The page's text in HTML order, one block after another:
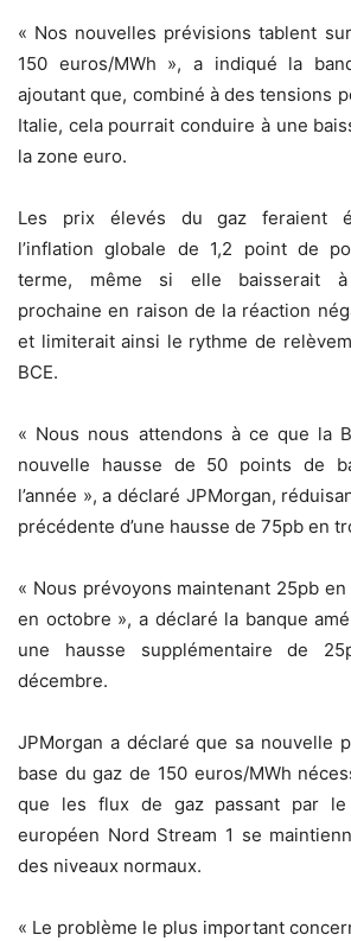
« Nos nouvelles prévisions tablent
150 euros/MWh », a indiqué la
ajoutant que, combiné à des tensions
Italie, cela pourrait conduire à une
la zone euro.
Les prix élevés du gaz feraient
l’inflation globale de 1,2 point de
terme, même si elle baisserait à
prochaine en raison de la réaction
et limiterait ainsi le rythme de
BCE.
« Nous nous attendons à ce que la
nouvelle hausse de 50 points de
l’année », a déclaré JPMorgan,
précédente d’une hausse de 75pb en
« Nous prévoyons maintenant 25pb
en octobre », a déclaré la banque
une hausse supplémentaire de
décembre.
JPMorgan a déclaré que sa nouvelle
base du gaz de 150 euros/MWh
que les flux de gaz passant par le
européen Nord Stream 1 se
des niveaux normaux.
« Le problème le plus important